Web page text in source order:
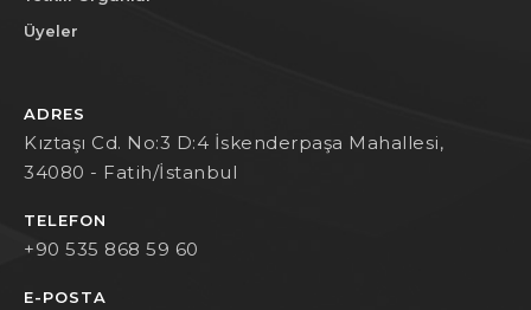
Üyeler
ADRES
Kıztaşı Cd. No:3 D:4 İskenderpaşa Mahallesi,
34080 - Fatih/İstanbul
TELEFON
+90 535 868 59 60
E-POSTA